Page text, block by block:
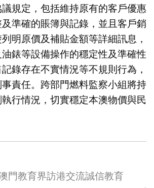
規定，包括維持原有的客戶優惠
準確的賬簿與記錄，並且客戶銷
明原價及補貼金額等詳細訊息，
錶等設備操作的穩定性及準確性
錄存在不實情況等不規則行為，
責任。跨部門燃料監察小組將持
行情況，切實穩定本澳物價與民
門教育界訪港交流誠信教育